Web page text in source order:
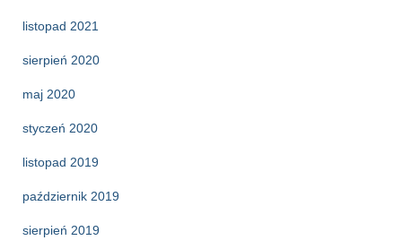
listopad 2021
sierpień 2020
maj 2020
styczeń 2020
listopad 2019
październik 2019
sierpień 2019